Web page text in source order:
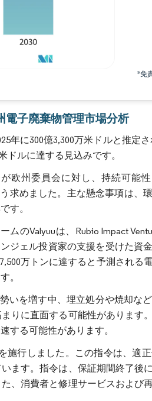
*免
子廃棄物管理市場分析
年に300億3,300万米ドルと推定
ドルに達する見込みです。
欧州委員会に対し、持続可能
求めました。主な懸念事項は
す。
のValyuuは、Rubio Impact
ジェル投資家の支援を受けた資
万トンに達すると予測され
。
いを増す中、埋立処分や焼却な
りに直面する可能性があります
する可能性があります。
施行しました。この指令は、適
ます。指令は、保証期間終了後
、消費者と修理サービスおよび